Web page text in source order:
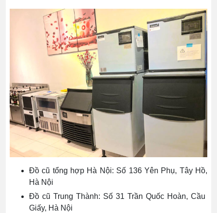
Đồ cũ tổng hợp Hà Nội: Số 136 Yên Phụ, Tây Hồ,
Hà Nội
Đồ cũ Trung Thành: Số 31 Trần Quốc Hoàn, Cầu
Giấy, Hà Nội